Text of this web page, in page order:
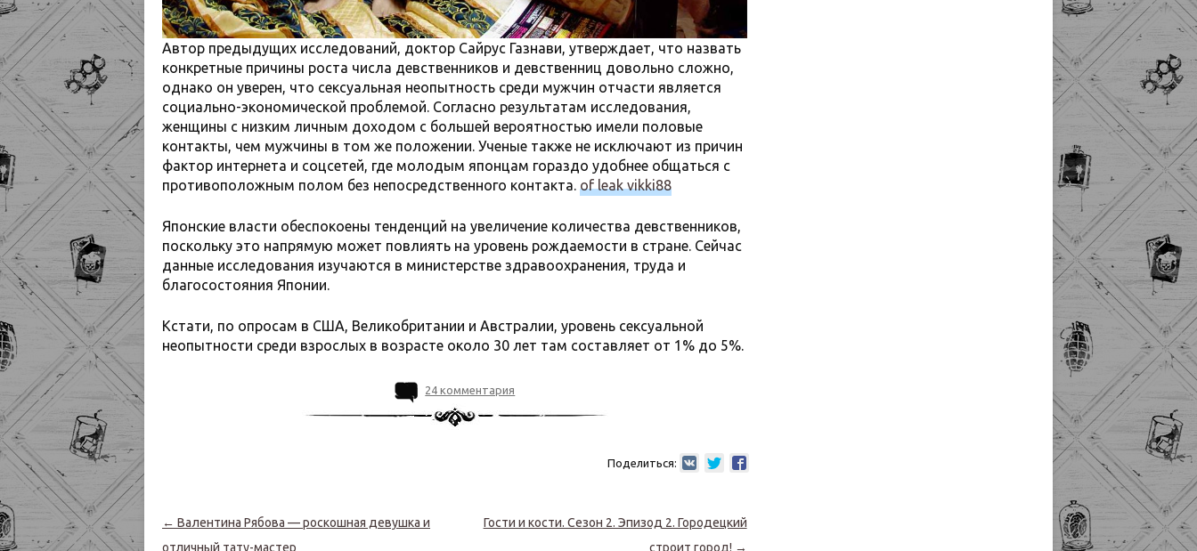
Автор предыдущих исследований, доктор Сайрус Газнави, утверждает, что назвать
конкретные причины роста числа девственников и девственниц довольно сложно,
однако он уверен, что сексуальная неопытность среди мужчин отчасти является
социально-экономической проблемой. Согласно результатам исследования,
женщины с низким личным доходом с большей вероятностью имели половые
контакты, чем мужчины в том же положении. Ученые также не исключают из причин
фактор интернета и соцсетей, где молодым японцам гораздо удобнее общаться с
противоположным полом без непосредственного контакта. of leak vikki88
Японские власти обеспокоены тенденций на увеличение количества девственников,
поскольку это напрямую может повлиять на уровень рождаемости в стране. Сейчас
данные исследования изучаются в министерстве здравоохранения, труда и
благосостояния Японии.
Кстати, по опросам в США, Великобритании и Австралии, уровень сексуальной
неопытности среди взрослых в возрасте около 30 лет там составляет от 1% до 5%.
24 комментария
Поделиться:
Навигация по записям
← Валентина Рябова — роскошная девушка и
отличный тату-мастер
Гости и кости. Сезон 2. Эпизод 2. Городецкий
строит город! →